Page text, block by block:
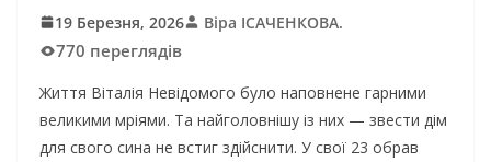
19 Березня, 2026 Віра ІСАЧЕНКОВА.
770 переглядів
Життя Віталія Невідомого було наповнене гарними
великими мріями. Та найголовнішу із них — звести дім
для свого сина не встиг здійснити. У свої 23 обрав